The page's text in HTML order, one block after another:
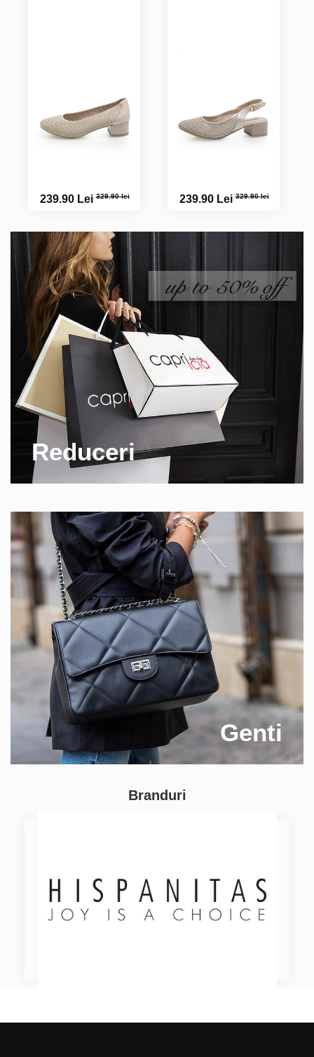
239.90 Lei329.90 lei 239.90 Lei329.90 lei
Reduceri
Genti
Branduri